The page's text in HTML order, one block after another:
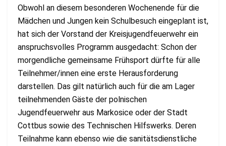
Obwohl an diesem besonderen Wochenende für die
Mädchen und Jungen kein Schulbesuch eingeplant ist,
hat sich der Vorstand der Kreisjugendfeuerwehr ein
anspruchsvolles Programm ausgedacht: Schon der
morgendliche gemeinsame Frühsport dürfte für alle
Teilnehmer/innen eine erste Herausforderung
darstellen. Das gilt natürlich auch für die am Lager
teilnehmenden Gäste der polnischen
Jugendfeuerwehr aus Markosice oder der Stadt
Cottbus sowie des Technischen Hilfswerks. Deren
Teilnahme kann ebenso wie die sanitätsdienstliche